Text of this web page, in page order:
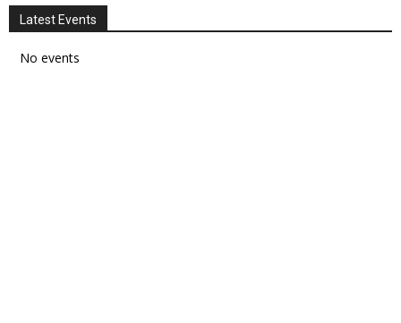
Latest Events
No events